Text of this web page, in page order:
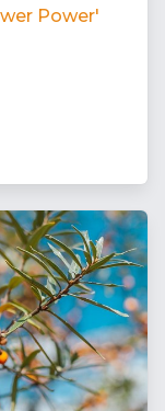
Power'